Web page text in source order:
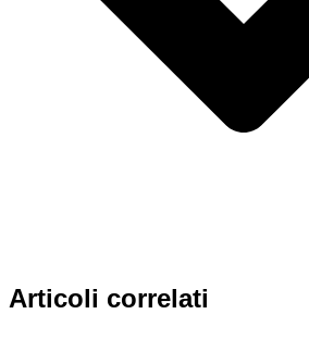
Articoli correlati